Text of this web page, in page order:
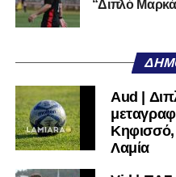
Όταν αποφασίσει να
πολύ μικρή.
Ακολουθήστε το lamiara.gr
μαθαίνετε πρώτοι τα
υπόλοιπο κόσμο.
“Διπλό
Aud |
Λαμία